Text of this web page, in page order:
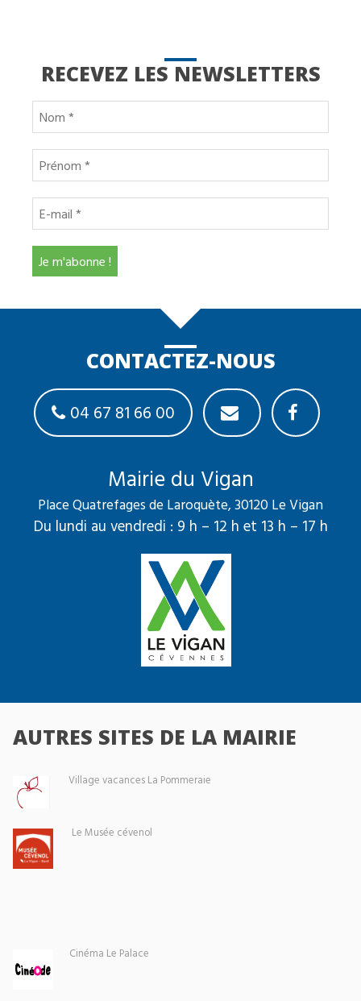
RECEVEZ LES NEWSLETTERS
CONTACTEZ-NOUS
04 67 81 66 00
Mairie du Vigan
Place Quatrefages de Laroquète, 30120 Le Vigan
Du lundi au vendredi : 9 h – 12 h et 13 h – 17 h
AUTRES SITES DE LA MAIRIE
Village vacances La Pommeraie
Le Musée cévenol
Cinéma Le Palace